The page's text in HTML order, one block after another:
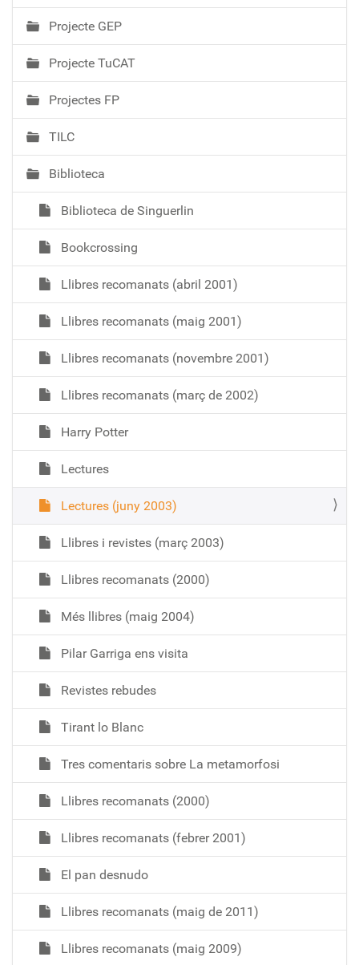
Projecte GEP
Projecte TuCAT
Projectes FP
TILC
Biblioteca
Biblioteca de Singuerlin
Bookcrossing
Llibres recomanats (abril 2001)
Llibres recomanats (maig 2001)
Llibres recomanats (novembre 2001)
Llibres recomanats (març de 2002)
Harry Potter
Lectures
Lectures (juny 2003)
Llibres i revistes (març 2003)
Llibres recomanats (2000)
Més llibres (maig 2004)
Pilar Garriga ens visita
Revistes rebudes
Tirant lo Blanc
Tres comentaris sobre La metamorfosi
Llibres recomanats (2000)
Llibres recomanats (febrer 2001)
El pan desnudo
Llibres recomanats (maig de 2011)
Llibres recomanats (maig 2009)